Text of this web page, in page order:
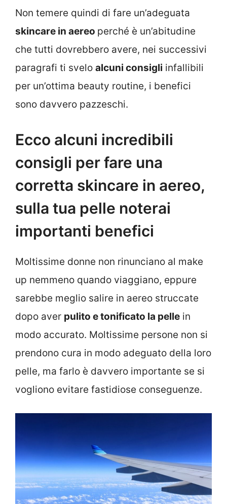
Non temere quindi di fare un’adeguata
skincare in aereo perché è un’abitudine
che tutti dovrebbero avere, nei successivi
paragrafi ti svelo alcuni consigli infallibili
per un’ottima beauty routine, i benefici
sono davvero pazzeschi.
Ecco alcuni incredibili
consigli per fare una
corretta skincare in aereo,
sulla tua pelle noterai
importanti benefici
Moltissime donne non rinunciano al make
up nemmeno quando viaggiano, eppure
sarebbe meglio salire in aereo struccate
dopo aver pulito e tonificato la pelle in
modo accurato. Moltissime persone non si
prendono cura in modo adeguato della loro
pelle, ma farlo è davvero importante se si
vogliono evitare fastidiose conseguenze.